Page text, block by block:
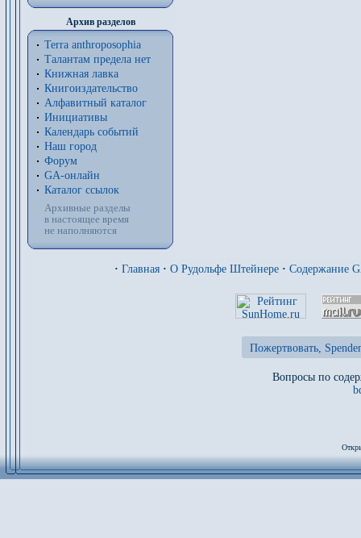
Архив разделов
Terra anthroposophia
Талантам предела нет
Книжная лавка
Книгоиздательство
Алфавитный каталог
Инициативы
Календарь событий
Наш город
Форум
GA-онлайн
Каталог ссылок
Архивные разделы
в настоящее время
не наполняются
· Главная · О Рудольфе Штейнере · Содержание
Пожертвовать,
Вопросы по